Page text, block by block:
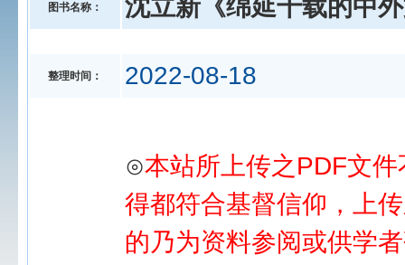
图书名称： 沈立新《绵延千载的中
整理时间： 2022-08-18
⊙本站所上传之PDF文件
得都符合基督信仰，上
的乃为资料参阅或供学